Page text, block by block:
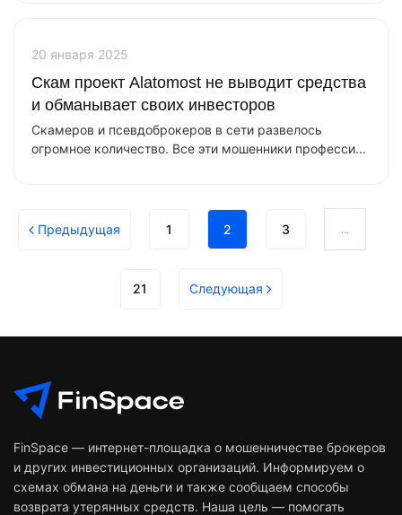
20 января 2025
Скам проект Alatomost не выводит средства
и обманывает своих инвесторов
Скамеров и псевдоброкеров в сети развелось
огромное количество. Все эти мошенники професси...
Предыдущая 1 2 3 ...
21 Cледующая
FinSpace — интернет-площадка о мошенничестве брокеров
и других инвестиционных организаций. Информируем о
схемах обмана на деньги и также сообщаем способы
возврата утерянных средств. Наша цель — помогать